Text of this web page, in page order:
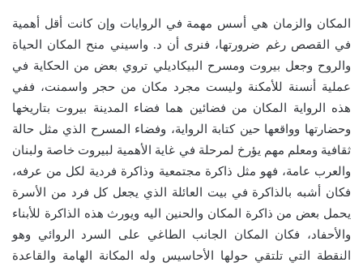
المكان والزمان هي أسس مهمة في الروايات وإن كانت أقل أهمية
في القصص رغم ضرورتها، فنرى أن د. واسيني منح المكان الحياة
والروح وجعل بيروت ومسرح البيكاديلي تروي بعض من الحكاية في
عملية أنسنة للأمكنة وليست مجرد مكان من حجر واسمنت، ففي
هذه الرواية المكان من فضائين هما فضاء المدينة بيروت بتاريخها
وحضارتها وواقعها حين كتابة الرواية، وفضاء المسرح الذي مثل حالة
ثقافية ومعلم مهم يؤرخ لمرحلة في غاية الأهمية لبيروت خاصة ولبنان
والعرب عامة، فهو مثل ذاكرة مجتمعية وذاكرة فردية لكل من عرفه،
فكان أشبه بالذاكرة في بيت العائلة الذي يجعل كل فرد من الأسرة
يحمل بعض من ذاكرة المكان والحنين اليه ويورث هذه الذاكرة للأبناء
والأحفاد، فكان المكان الجانب الطاغي على السرد الروائي وهو
النقطة التي تلتقي حولها الأحاسيس وله المكانة الهامة والقاعدة